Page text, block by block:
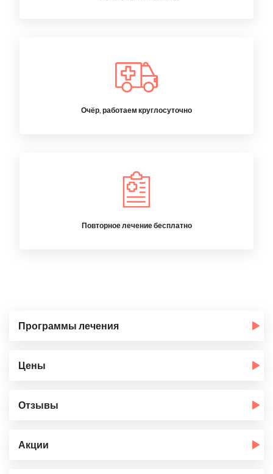
Очёр, работаем круглосуточно
Повторное лечение бесплатно
Программы лечения
Цены
Отзывы
Акции